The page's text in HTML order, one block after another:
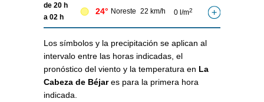
de 20 h
a 02 h
24° Noreste 22 km/h 0 l/m2
Los símbolos y la precipitación se aplican al
intervalo entre las horas indicadas, el
pronóstico del viento y la temperatura en La
Cabeza de Béjares para la primera hora
indicada.